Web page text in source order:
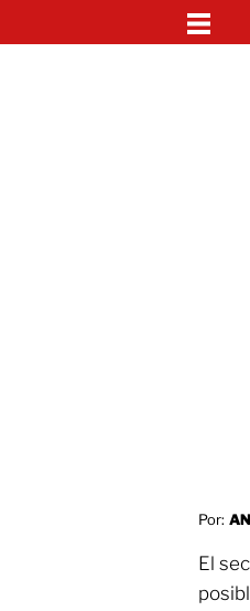
Por:
El